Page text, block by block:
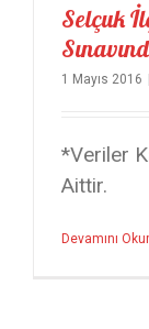
Selçuk
1 Mayıs 2016
*Veriler
Aittir.
Devamını